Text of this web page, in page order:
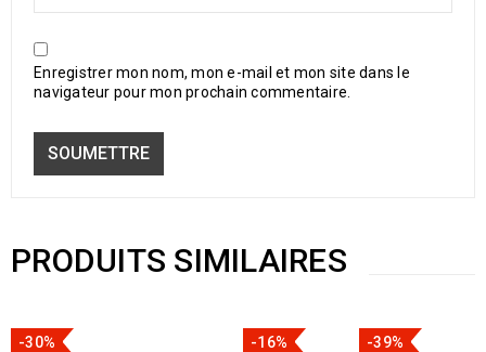
Enregistrer mon nom, mon e-mail et mon site dans le
navigateur pour mon prochain commentaire.
PRODUITS SIMILAIRES
-30% -16% -39%